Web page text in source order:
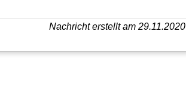
Nachricht erstellt am 29.11.2020